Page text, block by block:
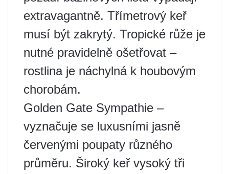
extravagantně. Třímetrový keř
musí být zakrytý. Tropické růže je
nutné pravidelně ošetřovat –
rostlina je náchylná k houbovým
chorobám.
Golden Gate Sympathie –
vyznačuje se luxusními jasně
červenými poupaty různého
průměru. Široký keř vysoký tři